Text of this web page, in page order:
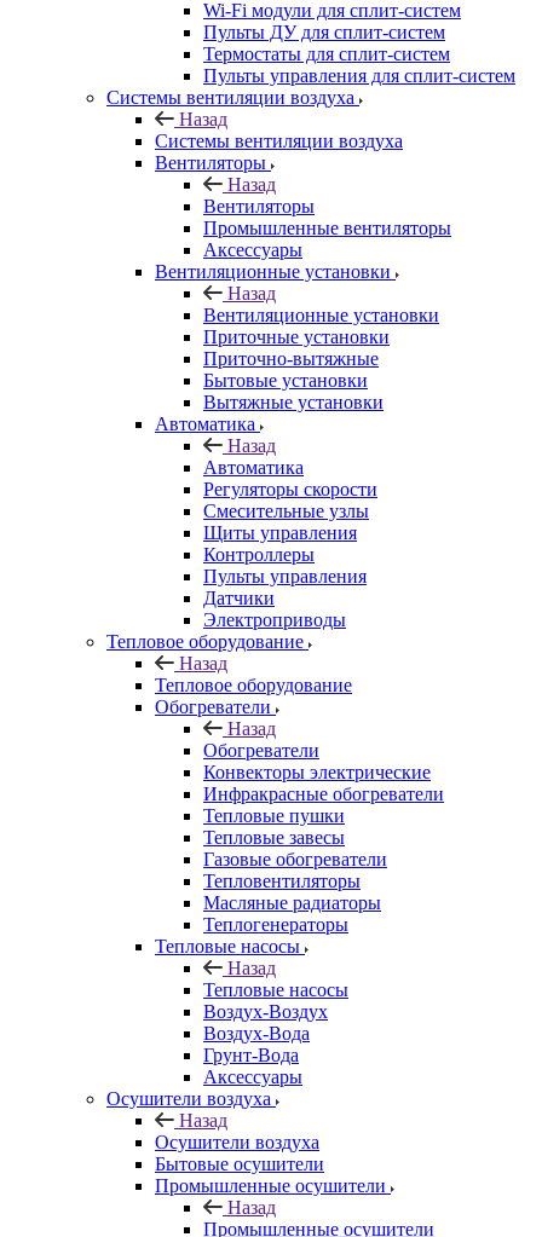
Wi-Fi модули для сплит-систем
Пульты ДУ для сплит-систем
Термостаты для сплит-систем
Пульты управления для сплит-систем
Системы вентиляции воздуха
Назад
Системы вентиляции воздуха
Вентиляторы
Назад
Вентиляторы
Промышленные вентиляторы
Аксессуары
Вентиляционные установки
Назад
Вентиляционные установки
Приточные установки
Приточно-вытяжные
Бытовые установки
Вытяжные установки
Автоматика
Назад
Автоматика
Регуляторы скорости
Смесительные узлы
Щиты управления
Контроллеры
Пульты управления
Датчики
Электроприводы
Тепловое оборудование
Назад
Тепловое оборудование
Обогреватели
Назад
Обогреватели
Конвекторы электрические
Инфракрасные обогреватели
Тепловые пушки
Тепловые завесы
Газовые обогреватели
Тепловентиляторы
Масляные радиаторы
Теплогенераторы
Тепловые насосы
Назад
Тепловые насосы
Воздух-Воздух
Воздух-Вода
Грунт-Вода
Аксессуары
Осушители воздуха
Назад
Осушители воздуха
Бытовые осушители
Промышленные осушители
Назад
Промышленные осушители